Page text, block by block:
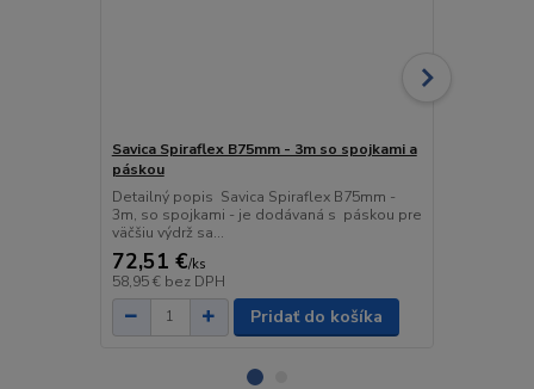
Savica Spiraflex B75mm - 3m so spojkami a
páskou
Detailný popis Savica Spiraflex B75mm -
3m, so spojkami - je dodávaná s páskou pre
väčšiu výdrž sa...
72,51 €/ks
58,95 € bez DPH
Pridať do košíka